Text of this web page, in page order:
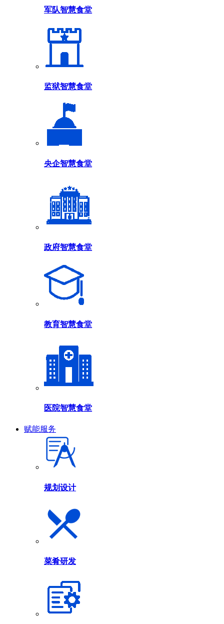
军队智慧食堂
监狱智慧食堂
央企智慧食堂
政府智慧食堂
教育智慧食堂
医院智慧食堂
赋能服务
规划设计
菜肴研发